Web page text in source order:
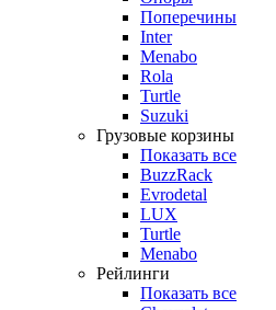
Поперечины
Inter
Menabo
Rola
Turtle
Suzuki
Грузовые корзины
Показать все
BuzzRack
Evrodetal
LUX
Turtle
Menabo
Рейлинги
Показать все